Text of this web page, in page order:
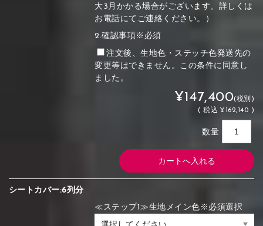
大3月かかる場合がございます。詳しくは
お電話にてご連絡ください。）
2.確認事項※必須
注文後、生地色・ステッチ色発送先の
変更等はできません。この条件に同意し
ました。
¥147,400(税別)
(税込 ¥162,140 )
数量
シートカバー:6列分
≪ステップ1≫生地メイン色※必須選択